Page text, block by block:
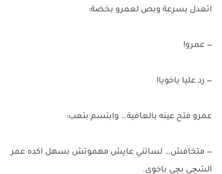
اتعدل بسرعة وبص لعمرو بخضة:
— عمرو!
— رد عليا ياخويا!
عمرو فتح عينه بالعافية… وابتسم بتعب:
— متخافش… لساتني عايش مهموتش بسهل اكده عمر
الشچي بچي ياخوي.